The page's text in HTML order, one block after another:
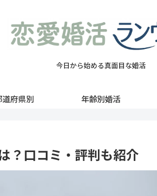
今日から始める真面目な婚活
道府県別 年齢別婚活
？口コミ・評判も紹介